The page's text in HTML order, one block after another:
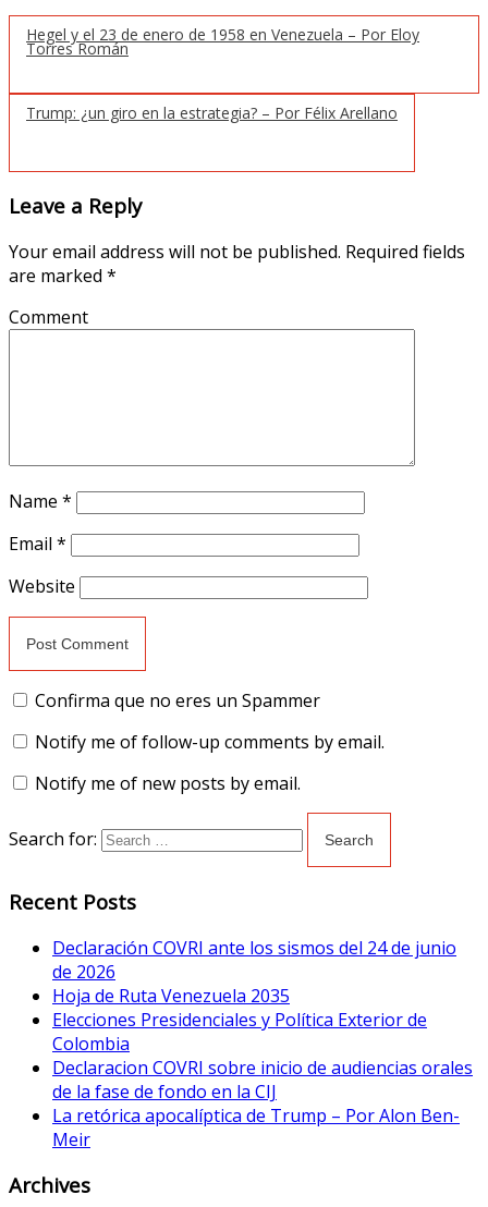
Hegel y el 23 de enero de 1958 en Venezuela – Por Eloy
Torres Román
Trump: ¿un giro en la estrategia? – Por Félix Arellano
Leave a Reply
Your email address will not be published. Required fields
are marked *
Comment
Name *
Email *
Website
Confirma que no eres un Spammer
Notify me of follow-up comments by email.
Notify me of new posts by email.
Search for:
Recent Posts
Declaración COVRI ante los sismos del 24 de junio
de 2026
Hoja de Ruta Venezuela 2035
Elecciones Presidenciales y Política Exterior de
Colombia
Declaracion COVRI sobre inicio de audiencias orales
de la fase de fondo en la CIJ
La retórica apocalíptica de Trump – Por Alon Ben-
Meir
Archives